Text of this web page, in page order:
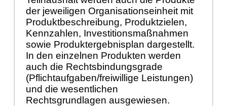
der jeweiligen Organisationseinheit mit
Produktbeschreibung, Produktzielen,
Kennzahlen, Investitionsmaßnahmen
sowie Produktergebnisplan dargestellt.
In den einzelnen Produkten werden
auch die Rechtsbindungsgrade
(Pflichtaufgaben/freiwillige Leistungen)
und die wesentlichen
Rechtsgrundlagen ausgewiesen.